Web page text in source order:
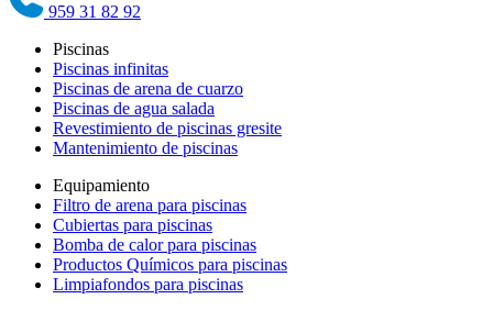
959 31 82 92
Piscinas
Piscinas infinitas
Piscinas de arena de cuarzo
Piscinas de agua salada
Revestimiento de piscinas gresite
Mantenimiento de piscinas
Equipamiento
Filtro de arena para piscinas
Cubiertas para piscinas
Bomba de calor para piscinas
Productos Químicos para piscinas
Limpiafondos para piscinas